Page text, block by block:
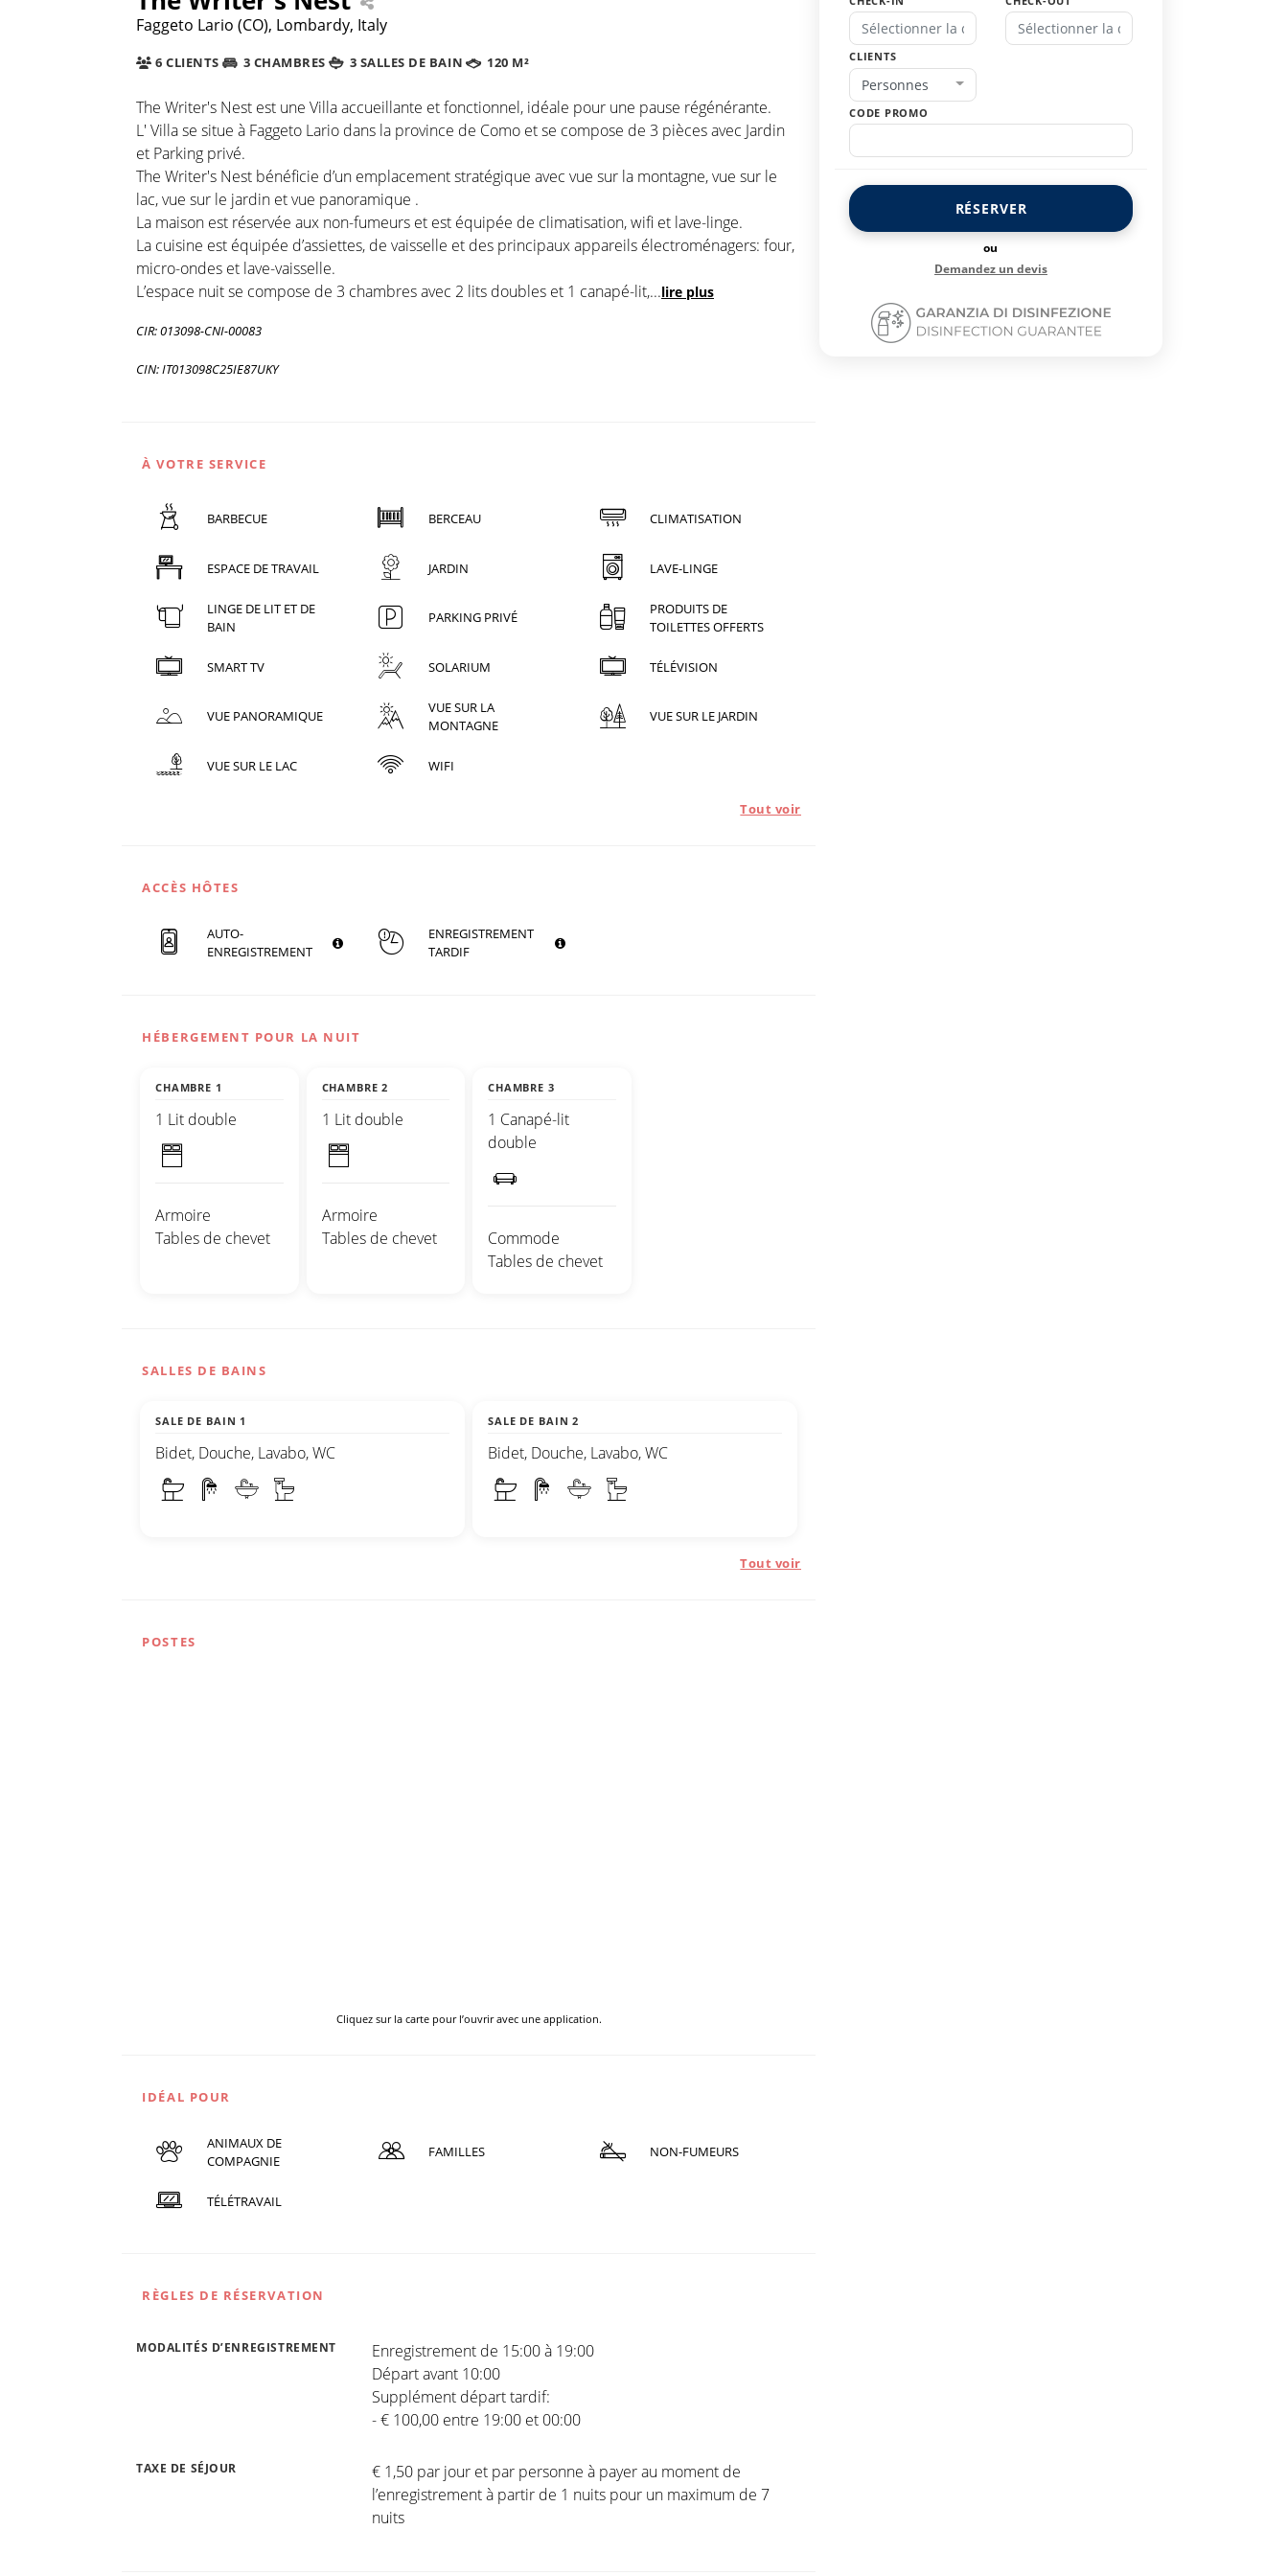
Faggeto Lario (CO), Lombardy, Italy
6 CLIENTS 3 CHAMBRES 3 SALLES DE BAIN 120 M²
The Writer's Nest est une Villa accueillante et fonctionnel, idéale pour une pause régénérante.
L' Villa se situe à Faggeto Lario dans la province de Como et se compose de 3 pièces avec Jardin
et Parking privé.
The Writer's Nest bénéficie d’un emplacement stratégique avec vue sur la montagne, vue sur le
lac, vue sur le jardin et vue panoramique .
La maison est réservée aux non-fumeurs et est équipée de climatisation, wifi et lave-linge.
La cuisine est équipée d’assiettes, de vaisselle et des principaux appareils électroménagers: four,
micro-ondes et lave-vaisselle.
L’espace nuit se compose de 3 chambres avec 2 lits doubles et 1 canapé-lit,...lire plus
CIR: 013098-CNI-00083
CIN: IT013098C25IE87UKY
À VOTRE SERVICE
BARBECUE BERCEAU CLIMATISATION
ESPACE DE TRAVAIL JARDIN LAVE-LINGE
LINGE DE LIT ET DE
BAIN
PARKING PRIVÉ
PRODUITS DE
TOILETTES OFFERTS
SMART TV SOLARIUM TÉLÉVISION
VUE PANORAMIQUE
VUE SUR LA
MONTAGNE
VUE SUR LE JARDIN
VUE SUR LE LAC WIFI
Tout voir
ACCÈS HÔTES
AUTO-
ENREGISTREMENT
ENREGISTREMENT
TARDIF
HÉBERGEMENT POUR LA NUIT
CHAMBRE 1
1 Lit double
Armoire
Tables de chevet
CHAMBRE 2
1 Lit double
Armoire
Tables de chevet
CHAMBRE 3
1 Canapé-lit
double
Commode
Tables de chevet
SALLES DE BAINS
SALE DE BAIN 1
Bidet, Douche, Lavabo, WC
SALE DE BAIN 2
Bidet, Douche, Lavabo, WC
Tout voir
POSTES
Cliquez sur la carte pour l’ouvrir avec une application.
IDÉAL POUR
ANIMAUX DE
COMPAGNIE
FAMILLES NON-FUMEURS
TÉLÉTRAVAIL
RÈGLES DE RÉSERVATION
MODALITÉS D’ENREGISTREMENT
Enregistrement de 15:00 à 19:00
Départ avant 10:00
Supplément départ tardif:
- € 100,00 entre 19:00 et 00:00
TAXE DE SÉJOUR
€ 1,50 par jour et par personne à payer au moment de
l’enregistrement à partir de 1 nuits pour un maximum de 7
nuits
CLIENTS
Personnes
CODE PROMO
RÉSERVER
ou
Demandez un devis